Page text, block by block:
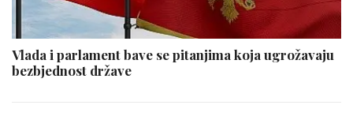
Vlada i parlament bave se pitanjima koja ugrožavaju
bezbjednost države